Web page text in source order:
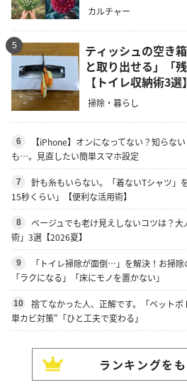
カルチャー
5
ティッシュの空き
と取り出せる」「
【トイレ収納術3選】
掃除・暮らし
6
【iPhone】オンになってない？知らな
も…。見直したい簡単スマホ設定
7
針も糸もいらない。「着ないTシャツ
15秒くらい」【便利な活用術】
8
ベージュでも老け見えしないコツは？
術」3選【2026夏】
9
「トイレ掃除が面倒…」を解決！お掃除
「ラクになる」「床にモノを置かない」
10
捨てなかった人、正解です。「ペット
単カビ対策"「ひと工夫で変わる」
ランキングを